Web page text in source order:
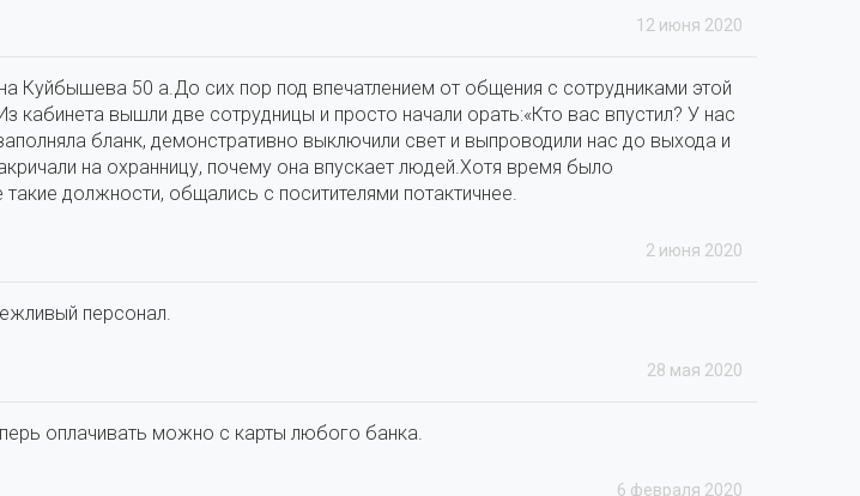
12 июня 2020
Куйбышева 50 а.До сих пор под впечатлением от общения с сотрудниками этой
кабинета вышли две сотрудницы и просто начали орать:«Кто вас впустил? У нас
бланк, демонстративно выключили свет и выпроводили нас до выхода и
на охранницу, почему она впускает людей.Хотя время было
должности, общались с поситителями потактичнее.
2 июня 2020
персонал.
28 мая 2020
оплачивать можно с карты любого банка.
6 февраля 2020